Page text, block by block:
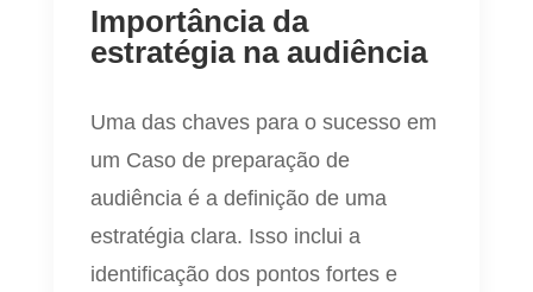
Importância da
estratégia na audiência
Uma das chaves para o sucesso em
um Caso de preparação de
audiência é a definição de uma
estratégia clara. Isso inclui a
identificação dos pontos fortes e